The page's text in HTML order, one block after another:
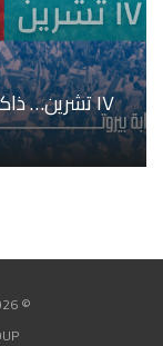
١٧ تشرين…
© 2026 - بوابة بيروت. All Rights Reserved